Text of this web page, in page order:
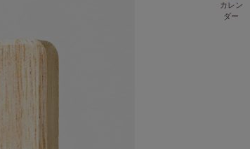
カレン
ダー